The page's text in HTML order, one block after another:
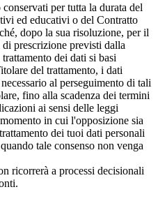
per tutta la durata del
ed educativi o del Contratto
dopo la sua risoluzione, per il
prescrizione previsti dalla
dei dati si basi
del trattamento, i dati
al perseguimento di tali
fino alla scadenza dei termini
ai sensi delle leggi
in cui l'opposizione sia
dei tuoi dati personali
tale consenso non venga
ricorrerà a processi decisionali